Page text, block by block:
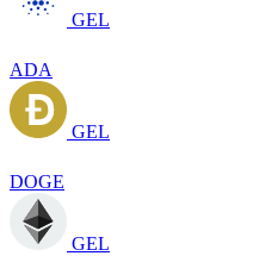
GEL
ADA
GEL
DOGE
GEL